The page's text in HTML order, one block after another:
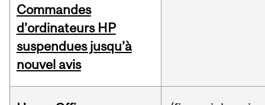
Commandes
d’ordinateurs HP
suspendues jusqu’à
nouvel avis